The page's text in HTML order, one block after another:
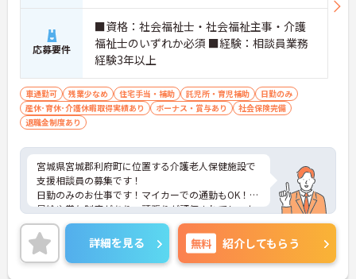
応募要件
■資格：社会福祉士・社会福祉主事・介護
福祉士のいずれか必須 ■経験：相談員業務
経験3年以上
車通勤可 残業少なめ 住宅手当・補助 託児所・育児補助
日勤のみ
産休･育休･介護休暇取得実績あり
ボーナス・賞与あり
社会保険完備
退職金制度あり
宮城県宮城郡利府町に位置する介護老人保健施設で
支援相談員の募集です！
日勤のみのお仕事です！マイカーでの通勤もOK！
昇給や賞与制度があり、頑張りが評価されてしっか
りと還元されます。利用可能な託児施設もあり、小
さなお子さんがいる方でも安心して働くことができ
る環境です！しっかりとしたフォロー体制で、経験
に関わらず安心してスタートできます。
詳細を見る 無料 紹介してもらう